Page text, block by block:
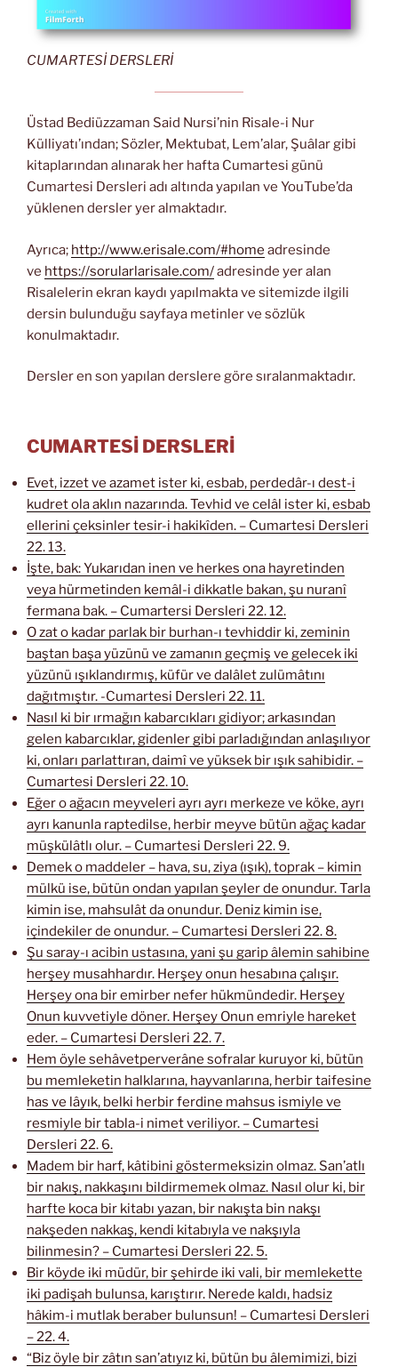
CUMARTESİ DERSLERİ
Üstad Bediüzzaman Said Nursi’nin Risale-i Nur
Külliyatı’ından; Sözler, Mektubat, Lem’alar, Şuâlar gibi
kitaplarından alınarak her hafta Cumartesi günü
Cumartesi Dersleri adı altında yapılan ve YouTube’da
yüklenen dersler yer almaktadır.
Ayrıca; http://www.erisale.com/#home adresinde
ve https://sorularlarisale.com/adresinde yer alan
Risalelerin ekran kaydı yapılmakta ve sitemizde ilgili
dersin bulunduğu sayfaya metinler ve sözlük
konulmaktadır.
Dersler en son yapılan derslere göre sıralanmaktadır.
CUMARTESİ DERSLERİ
Evet, izzet ve azamet ister ki, esbab, perdedâr-ı dest-i
kudret ola aklın nazarında. Tevhid ve celâl ister ki, esbab
ellerini çeksinler tesir-i hakikîden. – Cumartesi Dersleri
22. 13.
İşte, bak: Yukarıdan inen ve herkes ona hayretinden
veya hürmetinden kemâl-i dikkatle bakan, şu nuranî
fermana bak. – Cumartersi Dersleri 22. 12.
O zat o kadar parlak bir burhan-ı tevhiddir ki, zeminin
baştan başa yüzünü ve zamanın geçmiş ve gelecek iki
yüzünü ışıklandırmış, küfür ve dalâlet zulümâtını
dağıtmıştır. -Cumartesi Dersleri 22. 11.
Nasıl ki bir ırmağın kabarcıkları gidiyor; arkasından
gelen kabarcıklar, gidenler gibi parladığından anlaşılıyor
ki, onları parlattıran, daimî ve yüksek bir ışık sahibidir. –
Cumartesi Dersleri 22. 10.
Eğer o ağacın meyveleri ayrı ayrı merkeze ve köke, ayrı
ayrı kanunla raptedilse, herbir meyve bütün ağaç kadar
müşkülâtlı olur. – Cumartesi Dersleri 22. 9.
Demek o maddeler – hava, su, ziya (ışık), toprak – kimin
mülkü ise, bütün ondan yapılan şeyler de onundur. Tarla
kimin ise, mahsulât da onundur. Deniz kimin ise,
içindekiler de onundur. – Cumartesi Dersleri 22. 8.
Şu saray-ı acibin ustasına, yani şu garip âlemin sahibine
herşey musahhardır. Herşey onun hesabına çalışır.
Herşey ona bir emirber nefer hükmündedir. Herşey
Onun kuvvetiyle döner. Herşey Onun emriyle hareket
eder. – Cumartesi Dersleri 22. 7.
Hem öyle sehâvetperverâne sofralar kuruyor ki, bütün
bu memleketin halklarına, hayvanlarına, herbir taifesine
has ve lâyık, belki herbir ferdine mahsus ismiyle ve
resmiyle bir tabla-i nimet veriliyor. – Cumartesi
Dersleri 22. 6.
Madem bir harf, kâtibini göstermeksizin olmaz. San’atlı
bir nakış, nakkaşını bildirmemek olmaz. Nasıl olur ki, bir
harfte koca bir kitabı yazan, bir nakışta bin nakşı
nakşeden nakkaş, kendi kitabıyla ve nakşıyla
bilinmesin? – Cumartesi Dersleri 22. 5.
Bir köyde iki müdür, bir şehirde iki vali, bir memlekette
iki padişah bulunsa, karıştırır. Nerede kaldı, hadsiz
hâkim-i mutlak beraber bulunsun! – Cumartesi Dersleri
– 22. 4.
“Biz öyle bir zâtın san’atıyız ki, bütün bu âlemimizi, bizi